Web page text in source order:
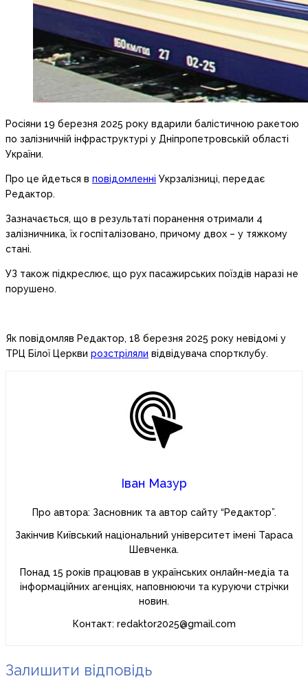
Росіяни 19 березня 2025 року вдарили балістичною ракетою
по залізничній інфраструктурі у Дніпропетровській області
України.
Про це йдеться в повідомленні Укрзалізниці, передає
Редактор.
Зазначається, що в результаті поранення отримали 4
залізничника, їх госпіталізовано, причому двох – у тяжкому
стані.
УЗ також підкреслює, що рух пасажирських поїздів наразі не
порушено.
Як повідомляв Редактор, 18 березня 2025 року невідомі у
ТРЦ Білої Церкви розстріляли відвідувача спортклубу.
Іван Мазур
Про автора: Засновник та автор сайту “Редактор”.
Закінчив Київський національний університет імені Тараса
Шевченка.
Понад 15 років працював в українських онлайн-медіа та
інформаційних агенціях, наповнюючи та куруючи стрічки
новин.
Контакт: redaktor2025@gmail.com
Залишити відповідь